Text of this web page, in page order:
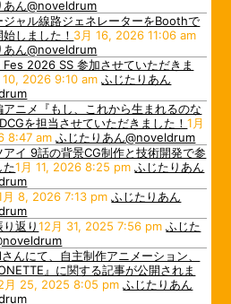
あん@noveldrum
ジャル線路ジェネレーターをBoothで
しました！ 3月 16, 2026 11:06 am
あん@noveldrum
2026 SS 参加させていただきま
10, 2026 9:10 am ふじたりあん
アニメ『もし、これから生まれるのな
を担当させていただきました！1月
8:47 am ふじたりあん@noveldrum
アイ 9話の背景CG制作と技術開発で参
た1月 11, 2026 8:25 pm ふじたりあん
月 8, 2026 7:13 pm ふじたりあん
り返り12月 31, 2025 7:56 pm ふじた
んにて、自主制作アニメーション、
』に関する記事が公開されま
月 25, 2025 8:05 pm ふじたりあん